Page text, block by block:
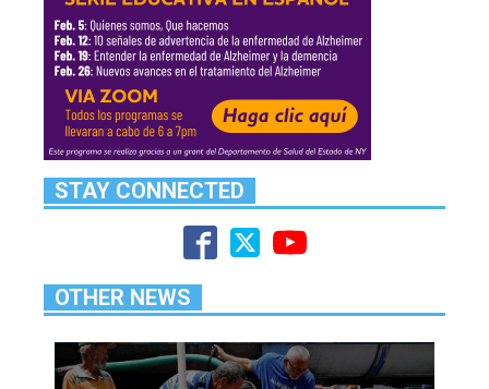
STAY CONNECTED
OTHER NEWS